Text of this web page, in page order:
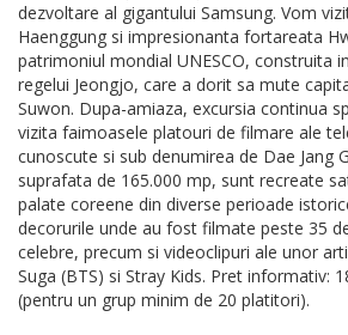
dezvoltare al gigantului Samsung. Vom
Haenggung si impresionanta fortareata
patrimoniul mondial UNESCO, construita
regelui Jeongjo, care a dorit sa mute
Suwon. Dupa-amiaza, excursia continua
vizita faimoasele platouri de filmare ale
cunoscute si sub denumirea de Dae Jang
suprafata de 165.000 mp, sunt recreate
palate coreene din diverse perioade
decorurile unde au fost filmate peste 35
celebre, precum si videoclipuri ale unor
Suga (BTS) si Stray Kids. Pret informativ:
(pentru un grup minim de 20 platitori).